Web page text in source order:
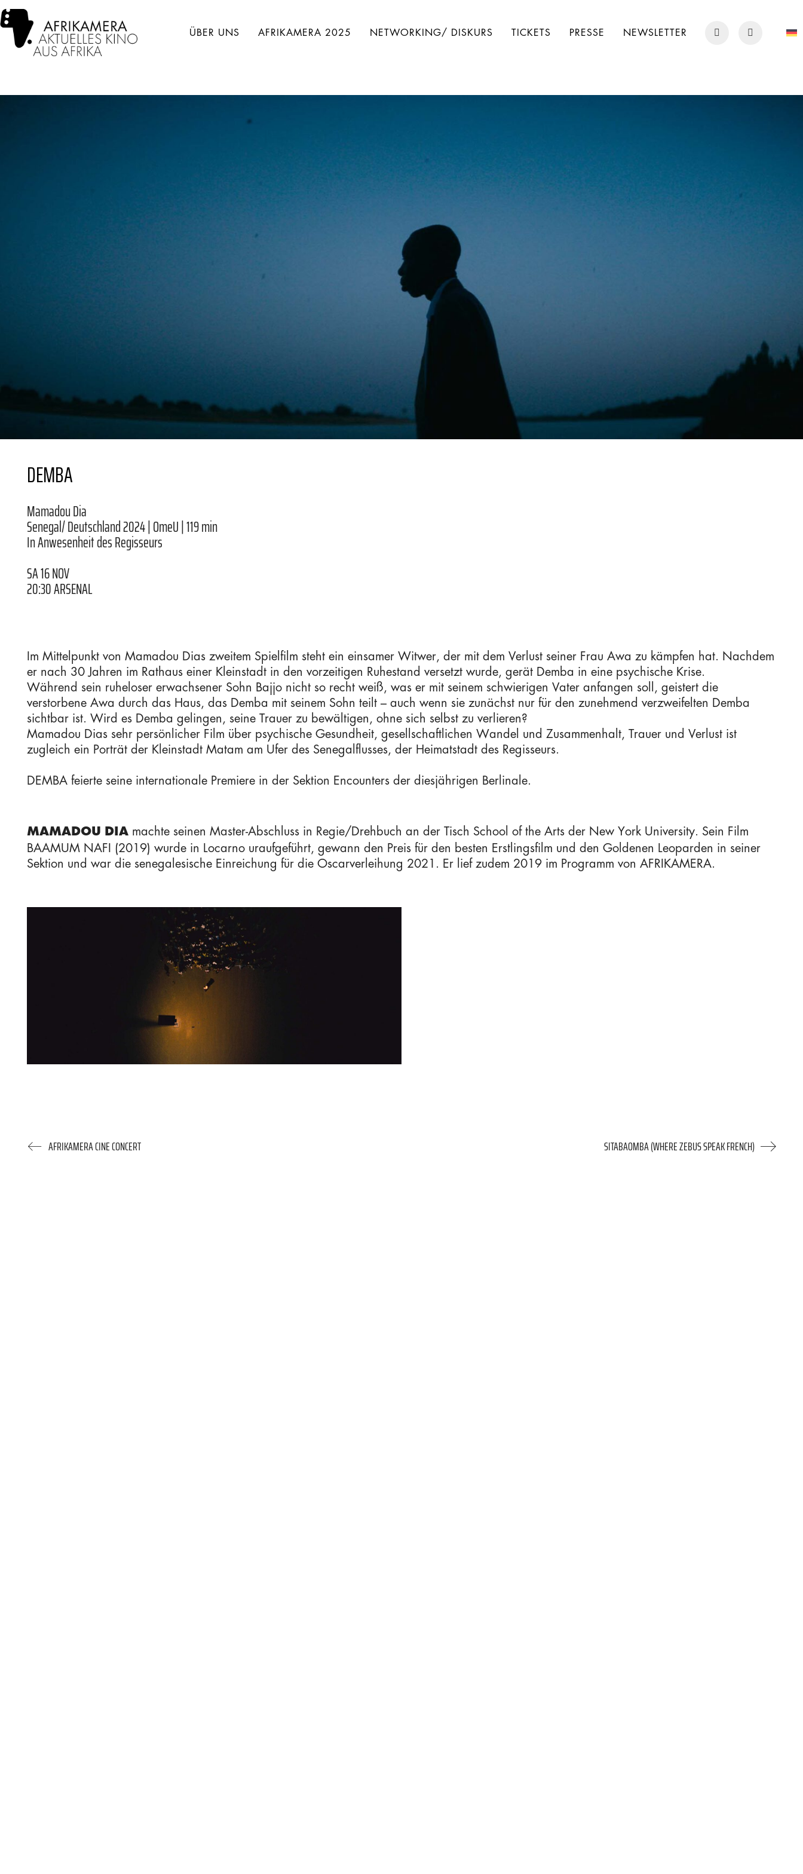
ÜBER UNS AFRIKAMERA 2025 NETWORKING/ DISKURS TICKETS PRESSE NEWSLETTER
DEMBA
Mamadou Dia
Senegal/ Deutschland 2024 | OmeU | 119 min
In Anwesenheit des Regisseurs
SA 16 NOV
20:30 ARSENAL
Im Mittelpunkt von Mamadou Dias zweitem Spielfilm steht ein einsamer Witwer, der mit dem Verlust seiner Frau Awa zu kämpfen hat. Nachdem
er nach 30 Jahren im Rathaus einer Kleinstadt in den vorzeitigen Ruhestand versetzt wurde, gerät Demba in eine psychische Krise.
Während sein ruheloser erwachsener Sohn Bajjo nicht so recht weiß, was er mit seinem schwierigen Vater anfangen soll, geistert die
verstorbene Awa durch das Haus, das Demba mit seinem Sohn teilt – auch wenn sie zunächst nur für den zunehmend verzweifelten Demba
sichtbar ist. Wird es Demba gelingen, seine Trauer zu bewältigen, ohne sich selbst zu verlieren?
Mamadou Dias sehr persönlicher Film über psychische Gesundheit, gesellschaftlichen Wandel und Zusammenhalt, Trauer und Verlust ist
zugleich ein Porträt der Kleinstadt Matam am Ufer des Senegalflusses, der Heimatstadt des Regisseurs.
DEMBA feierte seine internationale Premiere in der Sektion Encounters der diesjährigen Berlinale.
MAMADOU DIA machte seinen Master-Abschluss in Regie/Drehbuch an der Tisch School of the Arts der New York University. Sein Film
BAAMUM NAFI (2019) wurde in Locarno uraufgeführt, gewann den Preis für den besten Erstlingsfilm und den Goldenen Leoparden in seiner
Sektion und war die senegalesische Einreichung für die Oscarverleihung 2021. Er lief zudem 2019 im Programm von AFRIKAMERA.
AFRIKAMERA CINE CONCERT SITABAOMBA (WHERE ZEBUS SPEAK FRENCH)